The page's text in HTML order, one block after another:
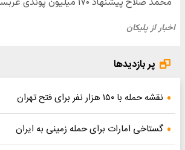
پر بازدیدها
نقشه حمله با ۱۵۰ هزار نفر برای فتح تهران
گستاخی امارات برای حمله زمینی به ایران